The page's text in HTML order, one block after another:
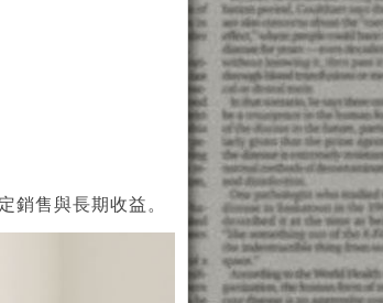
銷售與長期收益。